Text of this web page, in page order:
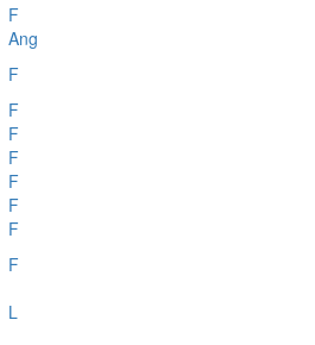
F
Ang
F
F
F
F
F
F
F
F
L